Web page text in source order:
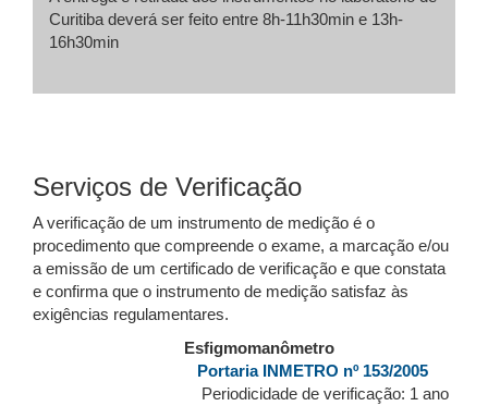
Curitiba deverá ser feito entre 8h-11h30min e 13h-
16h30min
Serviços de Verificação
A verificação de um instrumento de medição é o
procedimento que compreende o exame, a marcação e/ou
a emissão de um certificado de verificação e que constata
e confirma que o instrumento de medição satisfaz às
exigências regulamentares.
Esfigmomanômetro
Portaria INMETRO nº 153/2005
Periodicidade de verificação: 1 ano